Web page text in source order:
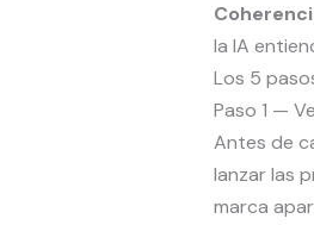
la IA
Los 5
Paso 1 —
Antes de
lanzar las
marca